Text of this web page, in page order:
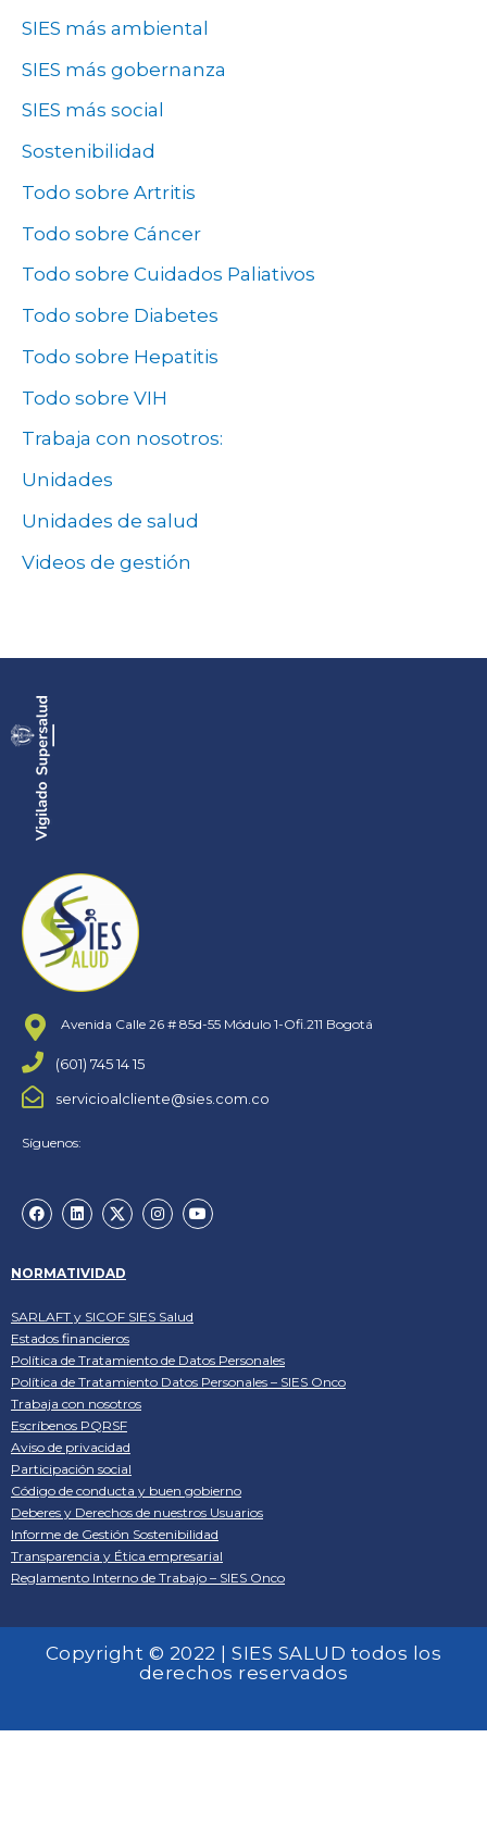
SIES más ambiental
SIES más gobernanza
SIES más social
Sostenibilidad
Todo sobre Artritis
Todo sobre Cáncer
Todo sobre Cuidados Paliativos
Todo sobre Diabetes
Todo sobre Hepatitis
Todo sobre VIH
Trabaja con nosotros:
Unidades
Unidades de salud
Videos de gestión
Avenida Calle 26 # 85d-55 Módulo 1-Ofi.211 Bogotá
(601) 745 14 15
servicioalcliente@sies.com.co
Síguenos:
NORMATIVIDAD
SARLAFT y SICOF SIES Salud
Estados financieros
Política de Tratamiento de Datos Personales
Política de Tratamiento Datos Personales – SIES Onco
Trabaja con nosotros
Escríbenos PQRSF
Aviso de privacidad
Participación social
Código de conducta y buen gobierno
Deberes y Derechos de nuestros Usuarios
Informe de Gestión Sostenibilidad
Transparencia y Ética empresarial
Reglamento Interno de Trabajo – SIES Onco
Copyright © 2022 | SIES SALUD todos los
derechos reservados